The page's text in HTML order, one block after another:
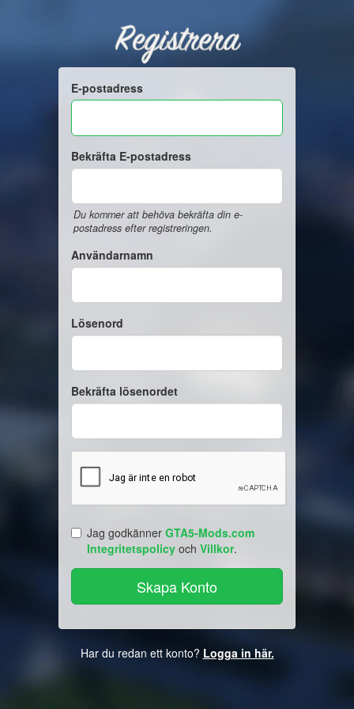
Registrera
E-postadress
Bekräfta E-postadress
Du kommer att behöva bekräfta din e-
postadress efter registreringen.
Användarnamn
Lösenord
Bekräfta lösenordet
Jag godkänner GTA5-Mods.com
Integritetspolicy och Villkor.
Har du redan ett konto? Logga in här.